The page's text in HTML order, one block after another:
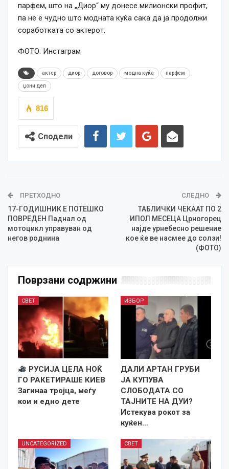
парфем, што на „Диор“ му донесе милионски профит,
па не е чудно што модната куќа сака да ја продолжи
соработката со актерот.
ФОТО: Инстаграм
актер диор договор модна куќа парфем
џони деп
816
Сподели
ПРЕТХОДНО
17-ГОДИШНИК Е ПОТЕШКО
ПОВРЕДЕН Паднал од
мотоцикл управуван од
негов роднина
СЛЕДНО
ТАБЛИЧКИ ЧЕКААТ ПО 2
ИПОЛ МЕСЕЦА Црногорец
најде урнебесно решение
кое ќе ве насмее до солзи!
(ФОТО)
Поврзани содржини
СВЕТ
РУСИЈА ЦЕЛА НОЌ
ГО РАКЕТИРАШЕ КИЕВ
Загинаа тројца, меѓу
кои и едно дете
ИЗБОР
ДАЛИ АРТАН ГРУБИ
ЈА КУПУВА
СЛОБОДАТА СО
ТАЈНИТЕ НА ДУИ?
Истекува рокот за
куќен…
UNCATEGORIZED СВЕТ